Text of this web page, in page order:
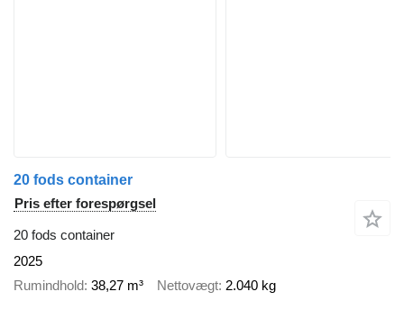
20 fods container
Pris efter forespørgsel
20 fods container
2025
Rumindhold 38,27 m³ Nettovægt 2.040 kg